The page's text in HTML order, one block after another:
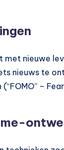
nieuwe
nieuws te
–